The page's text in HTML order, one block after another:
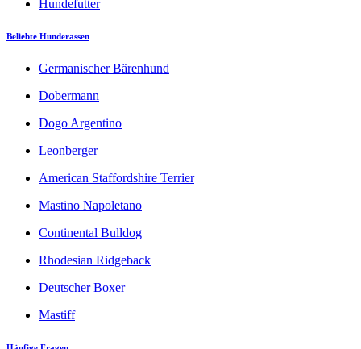
Hundefutter
Beliebte Hunderassen
Germanischer Bärenhund
Dobermann
Dogo Argentino
Leonberger
American Staffordshire Terrier
Mastino Napoletano
Continental Bulldog
Rhodesian Ridgeback
Deutscher Boxer
Mastiff